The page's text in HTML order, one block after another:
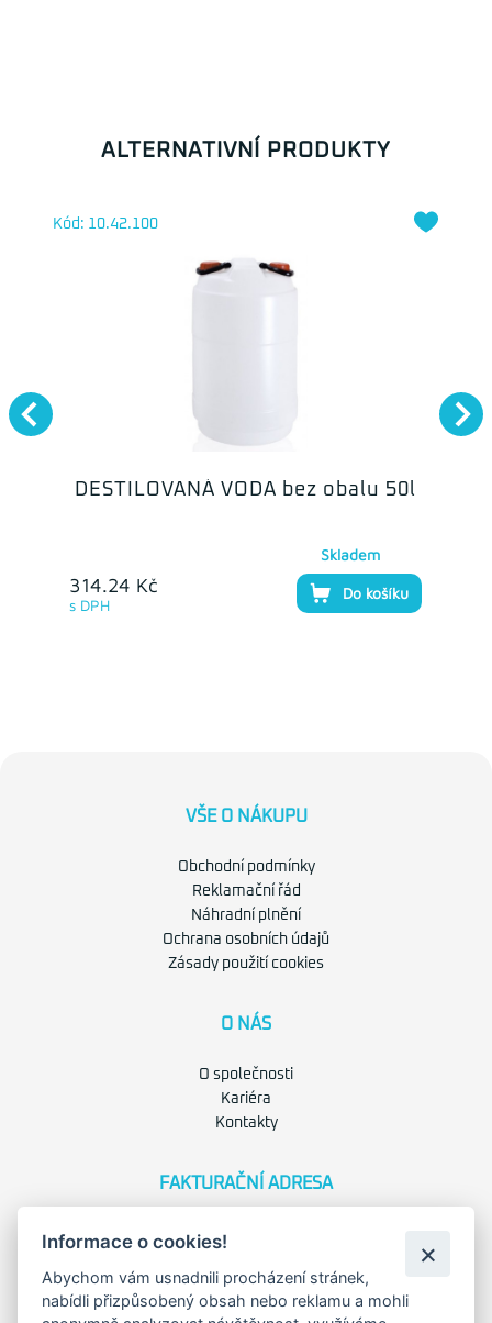
ALTERNATIVNÍ PRODUKTY
DESTILOVANÁ VODA bez obalu 50l
Kód: 10.42.100
314.24 Kč
s DPH
Skladem
Do košíku
VŠE O NÁKUPU
Obchodní podmínky
Reklamační řád
Náhradní plnění
Ochrana osobních údajů
Zásady použití cookies
O NÁS
O společnosti
Kariéra
Kontakty
FAKTURAČNÍ ADRESA
Praha 4 - Nusle, 140 00
DIČ: CZ28404009
Informace o cookies!
Abychom vám usnadnili procházení stránek,
nabídli přizpůsobený obsah nebo reklamu a mohli